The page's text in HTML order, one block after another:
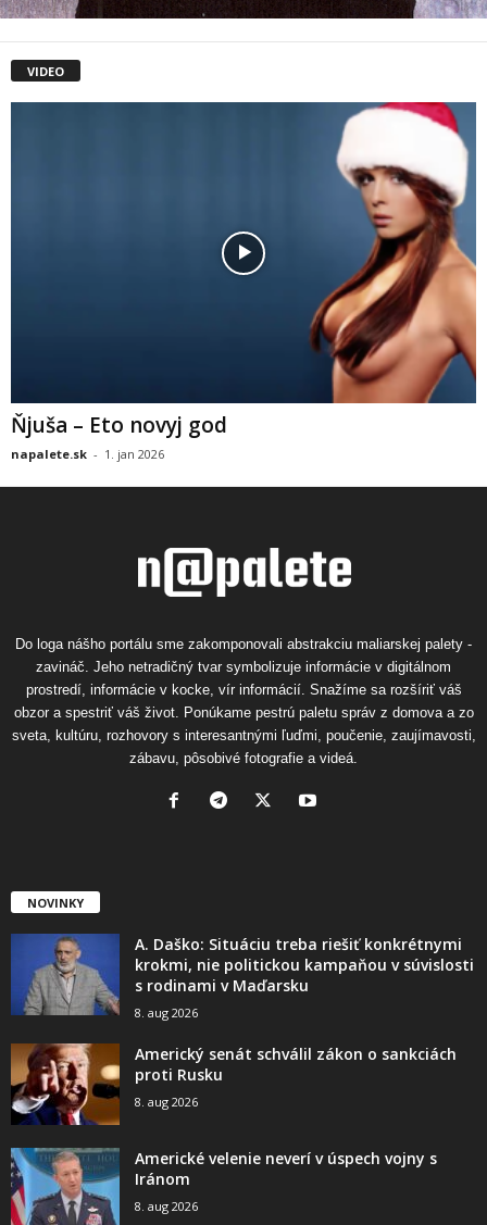
VIDEO
Ňjuša – Eto novyj god
napalete.sk - 1. jan 2026
Do loga nášho portálu sme zakomponovali abstrakciu maliarskej palety -
zavináč. Jeho netradičný tvar symbolizuje informácie v digitálnom
prostredí, informácie v kocke, vír informácií. Snažíme sa rozšíriť váš
obzor a spestriť váš život. Ponúkame pestrú paletu správ z domova a zo
sveta, kultúru, rozhovory s interesantnými ľuďmi, poučenie, zaujímavosti,
zábavu, pôsobivé fotografie a videá.
NOVINKY
A. Daško: Situáciu treba riešiť konkrétnymi
krokmi, nie politickou kampaňou v súvislosti
s rodinami v Maďarsku
8. aug 2026
Americký senát schválil zákon o sankciách
proti Rusku
8. aug 2026
Americké velenie neverí v úspech vojny s
Iránom
8. aug 2026